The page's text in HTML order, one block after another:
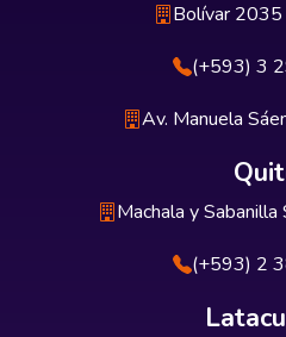
Bolívar 2035
(+593) 3
Av. Manuela
Machala y
(+593) 2